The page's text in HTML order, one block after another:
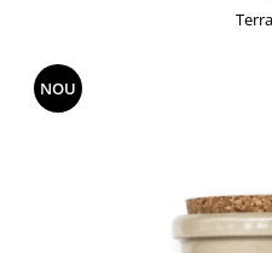
ÎNDULCITORI NATURALI / MIERE
OȚETURI ȘI SOSURI
SOSURI
NOU